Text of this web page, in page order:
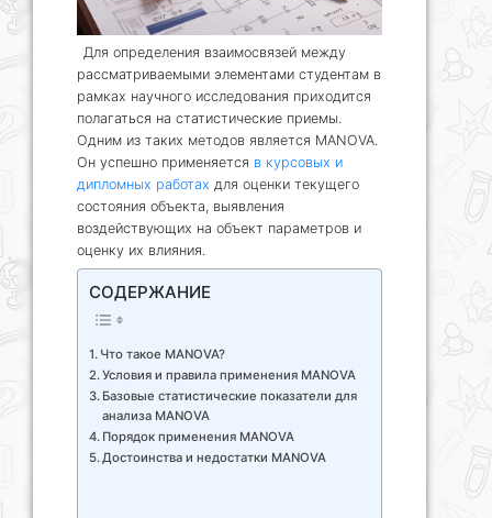
Для определения взаимосвязей между
рассматриваемыми элементами студентам в
рамках научного исследования приходится
полагаться на статистические приемы.
Одним из таких методов является MANOVA.
Он успешно применяется в курсовых и
дипломных работах для оценки текущего
состояния объекта, выявления
воздействующих на объект параметров и
оценку их влияния.
СОДЕРЖАНИЕ
Что такое MANOVA?
Условия и правила применения MANOVA
Базовые статистические показатели для
анализа MANOVA
Порядок применения MANOVA
Достоинства и недостатки MANOVA